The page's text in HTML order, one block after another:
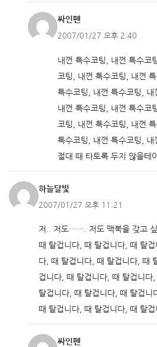
싸인펜
2007/01/27 오후 2:40
내껀 특수코팅, 내껀 특수코
코팅, 내껀 특수코팅, 내껀
특수코팅, 내껀 특수코팅, 내
내껀 특수코팅, 내껀 특수코
코팅, 내껀 특수코팅, 내껀
특수코팅, 내껀 특수코팅, 내
절대 때 타토록 두지 않을
하늘달빛
2007/01/27 오후 11:21
저.. 저도……. 저도 맥북을 갖고
때 탈겁니다, 때 탈겁니다, 때 탈
다, 때 탈겁니다, 때 탈겁니다, 때
겁니다, 때 탈겁니다, 때 탈겁니다
탈겁니다, 때 탈겁니다, 때 탈겁니
때 탈겁니다, 때 탈겁니다, 때 탈
싸인펜